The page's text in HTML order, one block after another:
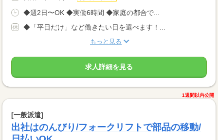
◆週2日〜OK ◆実働6時間 ◆家庭の都合で...
◆「平日だけ」など働きたい日を選べます！...
もっと見る
求人詳細を見る
1週間以内公開
[一般派遣]
出社はのんびり/フォークリフトで部品の移動/